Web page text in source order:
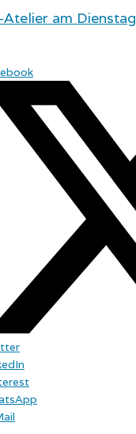
am Dienstag